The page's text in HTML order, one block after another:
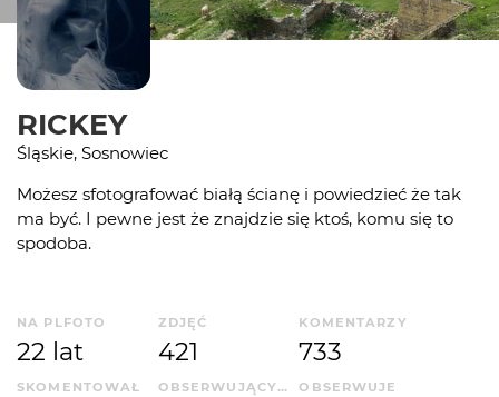
RICKEY
Śląskie, Sosnowiec
Możesz sfotografować białą ścianę i powiedzieć że tak
ma być. I pewne jest że znajdzie się ktoś, komu się to
spodoba.
NA PLFOTO
22 lat
ZDJĘĆ
421
KOMENTARZY
733
SKOMENTOWAŁ OBSERWUJĄCYCH OBSERWUJE